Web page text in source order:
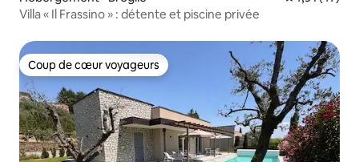
Villa « Il Frassino » : détente et piscine privée
Coup de cœur voyageurs
Coup de cœur voyageurs